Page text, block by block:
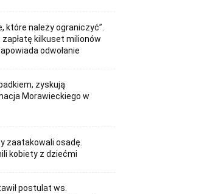
które należy ograniczyć”.
zapłatę kilkuset milionów
odwołanie
zyskują
Morawieckiego w
zaatakowali osadę.
kobiety z dziećmi
postulat ws.